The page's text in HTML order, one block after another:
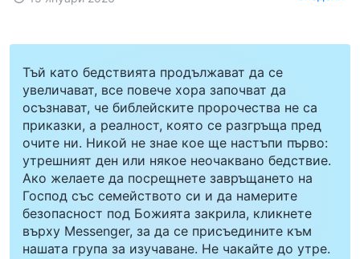
Тъй като бедствията продължават да се
увеличават, все повече хора започват да
осъзнават, че библейските пророчества не са
приказки, а реалност, която се разгръща пред
очите ни. Никой не знае кое ще настъпи първо:
утрешният ден или някое неочаквано бедствие.
Ако желаете да посрещнете завръщането на
Господ със семейството си и да намерите
безопасност под Божията закрила, кликнете
върху Messenger, за да се присъедините към
нашата група за изучаване. Не чакайте до утре.